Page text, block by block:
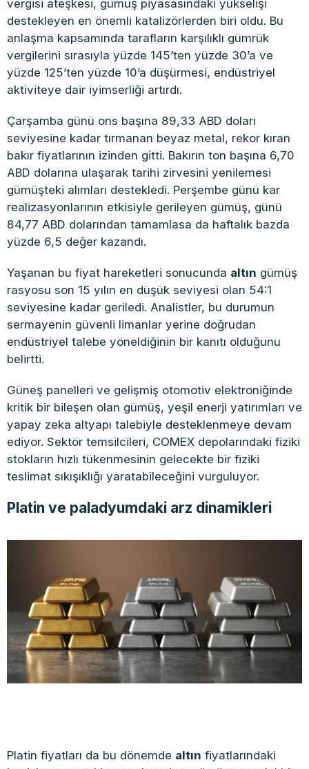
vergisi ateşkesi, gümüş piyasasındaki yükselişi
destekleyen en önemli katalizörlerden biri oldu. Bu
anlaşma kapsamında tarafların karşılıklı gümrük
vergilerini sırasıyla yüzde 145’ten yüzde 30’a ve
yüzde 125’ten yüzde 10’a düşürmesi, endüstriyel
aktiviteye dair iyimserliği artırdı.
Çarşamba günü ons başına 89,33 ABD doları
seviyesine kadar tırmanan beyaz metal, rekor kıran
bakır fiyatlarının izinden gitti. Bakırın ton başına 6,70
ABD dolarına ulaşarak tarihi zirvesini yenilemesi
gümüşteki alımları destekledi. Perşembe günü kar
realizasyonlarının etkisiyle gerileyen gümüş, günü
84,77 ABD dolarından tamamlasa da haftalık bazda
yüzde 6,5 değer kazandı.
Yaşanan bu fiyat hareketleri sonucunda altın gümüş
rasyosu son 15 yılın en düşük seviyesi olan 54:1
seviyesine kadar geriledi. Analistler, bu durumun
sermayenin güvenli limanlar yerine doğrudan
endüstriyel talebe yöneldiğinin bir kanıtı olduğunu
belirtti.
Güneş panelleri ve gelişmiş otomotiv elektroniğinde
kritik bir bileşen olan gümüş, yeşil enerji yatırımları ve
yapay zeka altyapı talebiyle desteklenmeye devam
ediyor. Sektör temsilcileri, COMEX depolarındaki fiziki
stokların hızlı tükenmesinin gelecekte bir fiziki
teslimat sıkışıklığı yaratabileceğini vurguluyor.
Platin ve paladyumdaki arz dinamikleri
Platin fiyatları da bu dönemde altın fiyatlarındaki